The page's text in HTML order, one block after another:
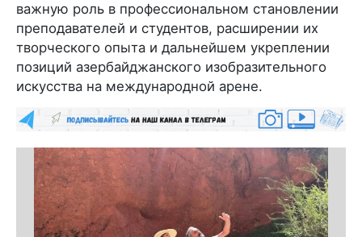
важную роль в профессиональном становлении
преподавателей и студентов, расширении их
творческого опыта и дальнейшем укреплении
позиций азербайджанского изобразительного
искусства на международной арене.